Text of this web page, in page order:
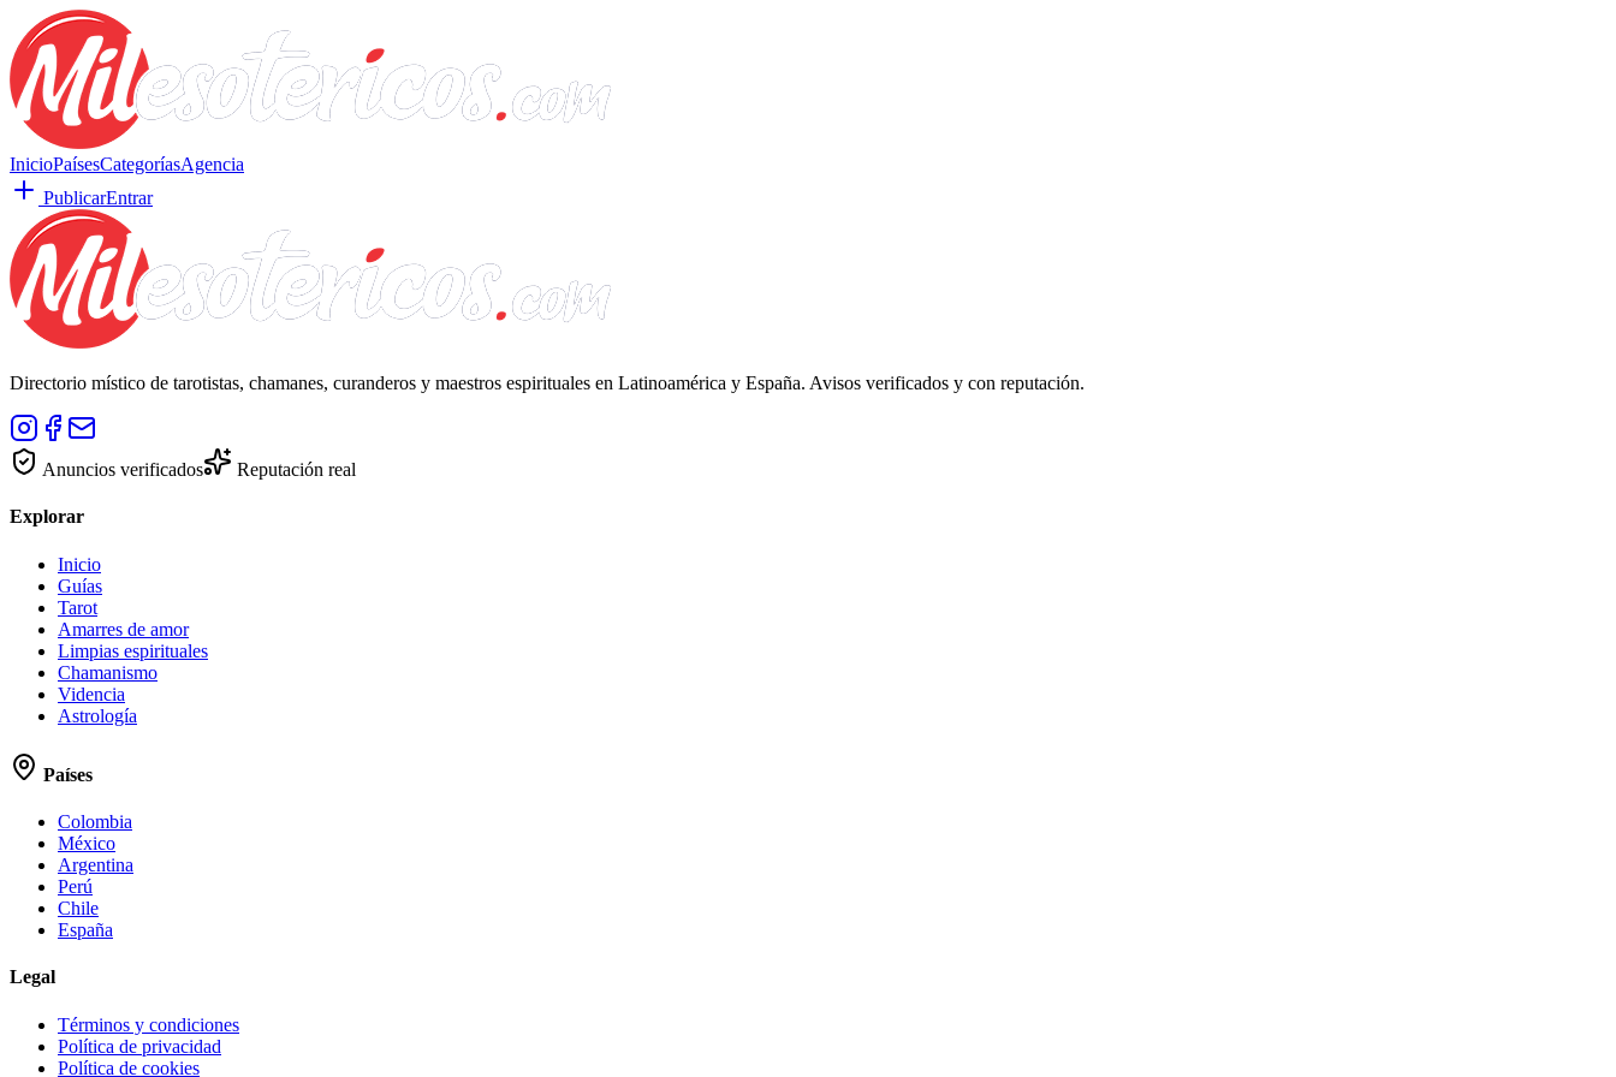
InicioPaísesCategoríasAgencia
PublicarEntrar
Directorio místico de tarotistas, chamanes, curanderos y maestros espirituales en Latinoamérica y España. Avisos verificados y con reputación.
Anuncios verificados Reputación real
Explorar
Inicio
Guías
Tarot
Amarres de amor
Limpias espirituales
Chamanismo
Videncia
Astrología
Países
Colombia
México
Argentina
Perú
Chile
España
Legal
Términos y condiciones
Política de privacidad
Política de cookies